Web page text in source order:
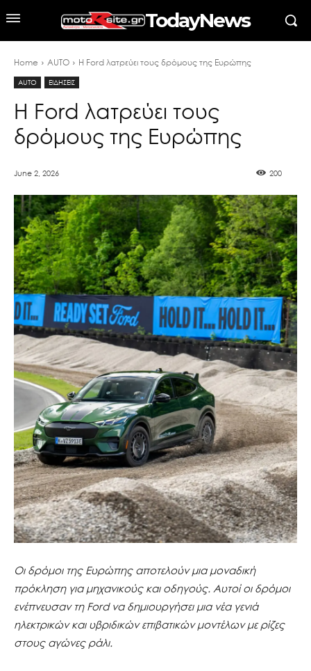
TodayNews
Home AUTO H Ford λατρεύει τους δρόμους της Ευρώπης
AUTO ΕΙΔΗΣΕΙΣ
H Ford λατρεύει τους
δρόμους της Ευρώπης
June 2, 2026 200
Οι δρόμοι της Ευρώπης αποτελούν μια μοναδική
πρόκληση για μηχανικούς και οδηγούς. Αυτοί οι δρόμοι
ενέπνευσαν τη Ford να δημιουργήσει μια νέα γενιά
ηλεκτρικών και υβριδικών επιβατικών μοντέλων με ρίζες
στους αγώνες ράλι.